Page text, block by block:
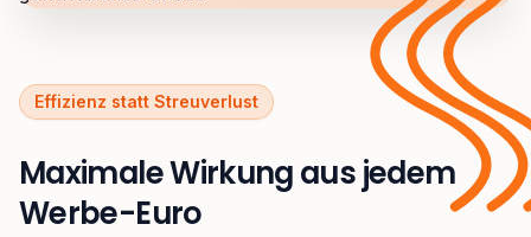
Effizienz statt Streuverlust
Maximale Wirkung aus jedem
Werbe-Euro